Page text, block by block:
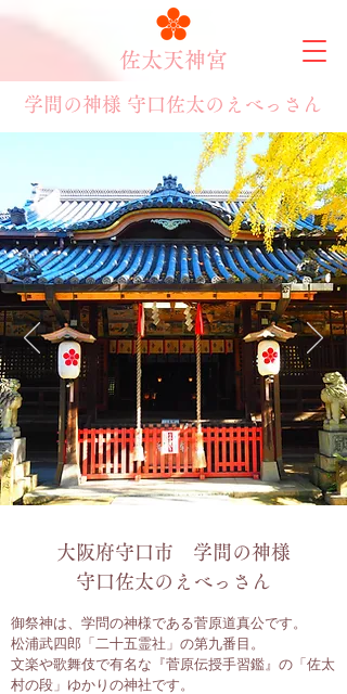
​佐太天神宮
学問の神様 ​守口佐太のえべっさん
​大阪府守口市 学問の神様
守口佐太のえべっさん
御祭神は、学問の神様である菅原道真公です。
松浦武四郎「二十五霊社」の第九番目。
文楽や歌舞伎で有名な『菅原伝授手習鑑』の「佐太
村の段」ゆかりの神社です。